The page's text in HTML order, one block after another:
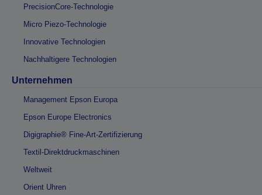
PrecisionCore-Technologie
Micro Piezo-Technologie
Innovative Technologien
Nachhaltigere Technologien
Unternehmen
Management Epson Europa
Epson Europe Electronics
Digigraphie® Fine-Art-Zertifizierung
Textil-Direktdruckmaschinen
Weltweit
Orient Uhren